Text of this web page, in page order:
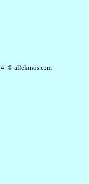
© allekinos.com